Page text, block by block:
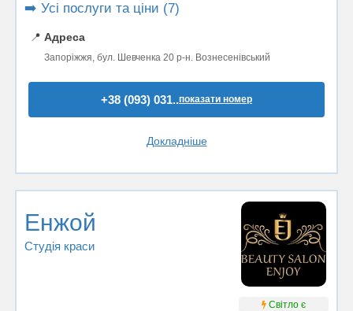
➡️ Усі послуги та ціни (7)
📍 Адреса
Запоріжжя, бул. Шевченка 20 р-н. Вознесенівський
+38 (093) 031..показати номер
Докладніше
Енжой
Студія краси
Світло є